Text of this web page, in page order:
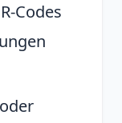
Codes